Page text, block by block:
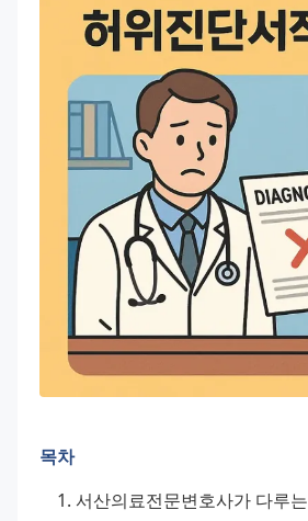
목차
서산의료전문변호사가 다루는